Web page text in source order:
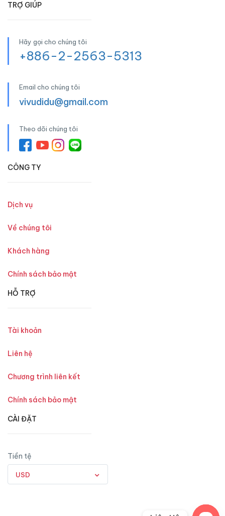
TRỢ GIÚP
Hãy gọi cho chúng tôi
+886-2-2563-5313
Email cho chúng tôi
vivudidu@gmail.com
Theo dõi chúng tôi
CÔNG TY
Dịch vụ
Về chúng tôi
Khách hàng
Chính sách bảo mật
HỖ TRỢ
Tài khoản
Liên hệ
Chương trình liên kết
Chính sách bảo mật
CÀI ĐẶT
Tiền tệ
USD